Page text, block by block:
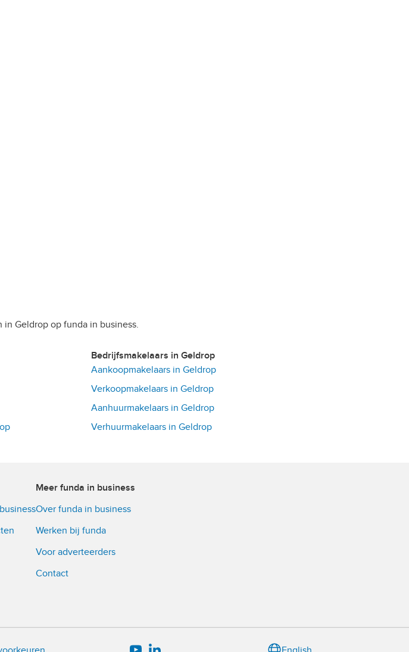
Geldrop op funda in business.
Bedrijfsmakelaars in Geldrop
Aankoopmakelaars in Geldrop
Verkoopmakelaars in Geldrop
Aanhuurmakelaars in Geldrop
Verhuurmakelaars in Geldrop
Meer funda in business
Over funda in business
Werken bij funda
Voor adverteerders
Contact